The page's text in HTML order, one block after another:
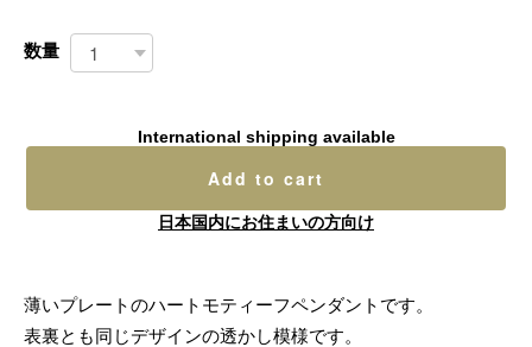
数量
International shipping available
Add to cart
日本国内にお住まいの方向け
薄いプレートのハートモティーフペンダントです。
表裏とも同じデザインの透かし模様です。